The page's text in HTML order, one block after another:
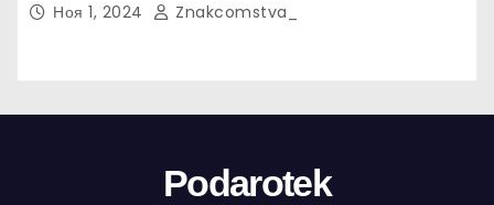
Ноя 1, 2024 Znakcomstva_
Podarotek